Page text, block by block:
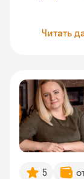
Читать
5